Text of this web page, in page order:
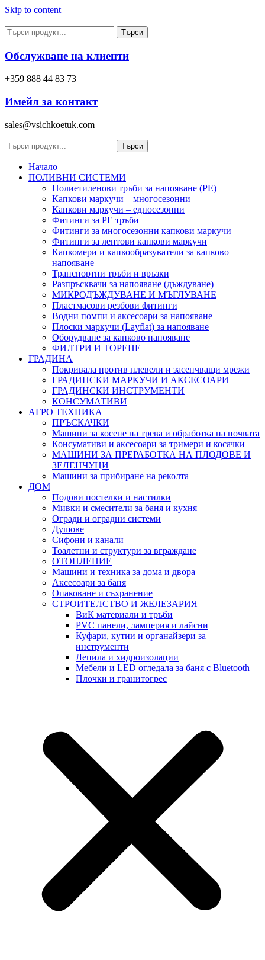
Skip to content
Търси
Обслужване на клиенти
+359 888 44 83 73
Имейл за контакт
sales@vsichkoetuk.com
Търси
Начало
ПОЛИВНИ СИСТЕМИ
Полиетиленови тръби за напояване (PE)
Капкови маркучи – многосезонни
Капкови маркучи – едносезонни
Фитинги за PE тръби
Фитинги за многосезонни капкови маркучи
Фитинги за лентови капкови маркучи
Капкомери и капкообразуватели за капково
напояване
Транспортни тръби и връзки
Разпръсквачи за напояване (дъждуване)
МИКРОДЪЖДУВАНЕ И МЪГЛУВАНЕ
Пластмасови резбови фитинги
Водни помпи и аксесоари за напояване
Плоски маркучи (Layflat) за напояване
Оборудване за капково напояване
ФИЛТРИ И ТОРЕНЕ
ГРАДИНА
Покривала против плевели и засенчващи мрежи
ГРАДИНСКИ МАРКУЧИ И АКСЕСОАРИ
ГРАДИНСКИ ИНСТРУМЕНТИ
КОНСУМАТИВИ
АГРО ТЕХНИКА
ПРЪСКАЧКИ
Машини за косене на трева и обработка на почвата
Консумативи и аксесоари за тримери и косачки
МАШИНИ ЗА ПРЕРАБОТКА НА ПЛОДОВЕ И
ЗЕЛЕНЧУЦИ
Машини за прибиране на реколта
ДОМ
Подови постелки и настилки
Мивки и смесители за баня и кухня
Огради и оградни системи
Душове
Сифони и канали
Тоалетни и структури за вграждане
ОТОПЛЕНИЕ
Машини и техника за дома и двора
Аксесоари за баня
Опаковане и съхранение
СТРОИТЕЛСТВО И ЖЕЛЕЗАРИЯ
ВиК материали и тръби
PVC панели, ламперия и лайсни
Куфари, кутии и органайзери за
инструменти
Лепила и хидроизолации
Мебели и LED огледала за баня с Bluetooth
Плочки и гранитогрес